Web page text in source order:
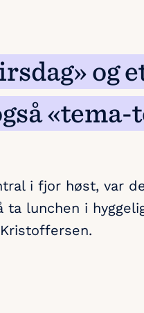
og
«tema-
i fjor høst, var
lunchen i